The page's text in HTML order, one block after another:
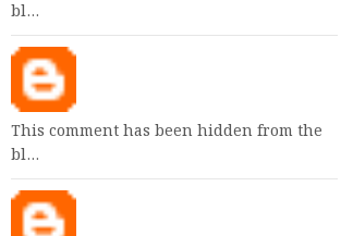
bl…
This comment has been hidden from the
bl…